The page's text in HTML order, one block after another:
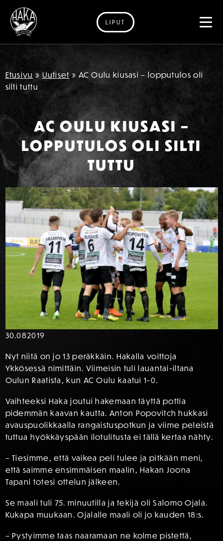
Siirry sisältöön
LIPUT
Etusivu » Uutiset » AC Oulu kiusasi – lopputulos oli
silti tuttu
AC OULU KIUSASI –
LOPPUTULOS OLI SILTI
TUTTU
30.082019
Nyt niitä on jo 13 peräkkäin. Hakalla voittoja
Ykkösessä nimittäin. Viimeisin tuli lauantai-iltana
Oulun Raatista, kun AC Oulu kaatui 1-0.
Vaihteeksi Haka joutui hakemaan täyttä pottia
pidemmän kaavan kautta. Anton Popovitch hukkasi
avauspuolikkaalla rangaistuspotkun ja viime peleistä
tuttua hyökkäyspään ilotulitusta ei tällä kertaa nähty.
– Tiesimme, että vaikea peli tulee ja pitkään meni,
että saimme ensimmäisen maalin, Hakan Joona
Tapani totesi ottelun jälkeen.
Se maali tuli 75. minuutilla ja tekijä oli Salomo Ojala.
Kukapa muukaan. Ojalalle maali oli jo kauden 18:s.
– Pystyimme taas naaramaan ne kolme pistettä,